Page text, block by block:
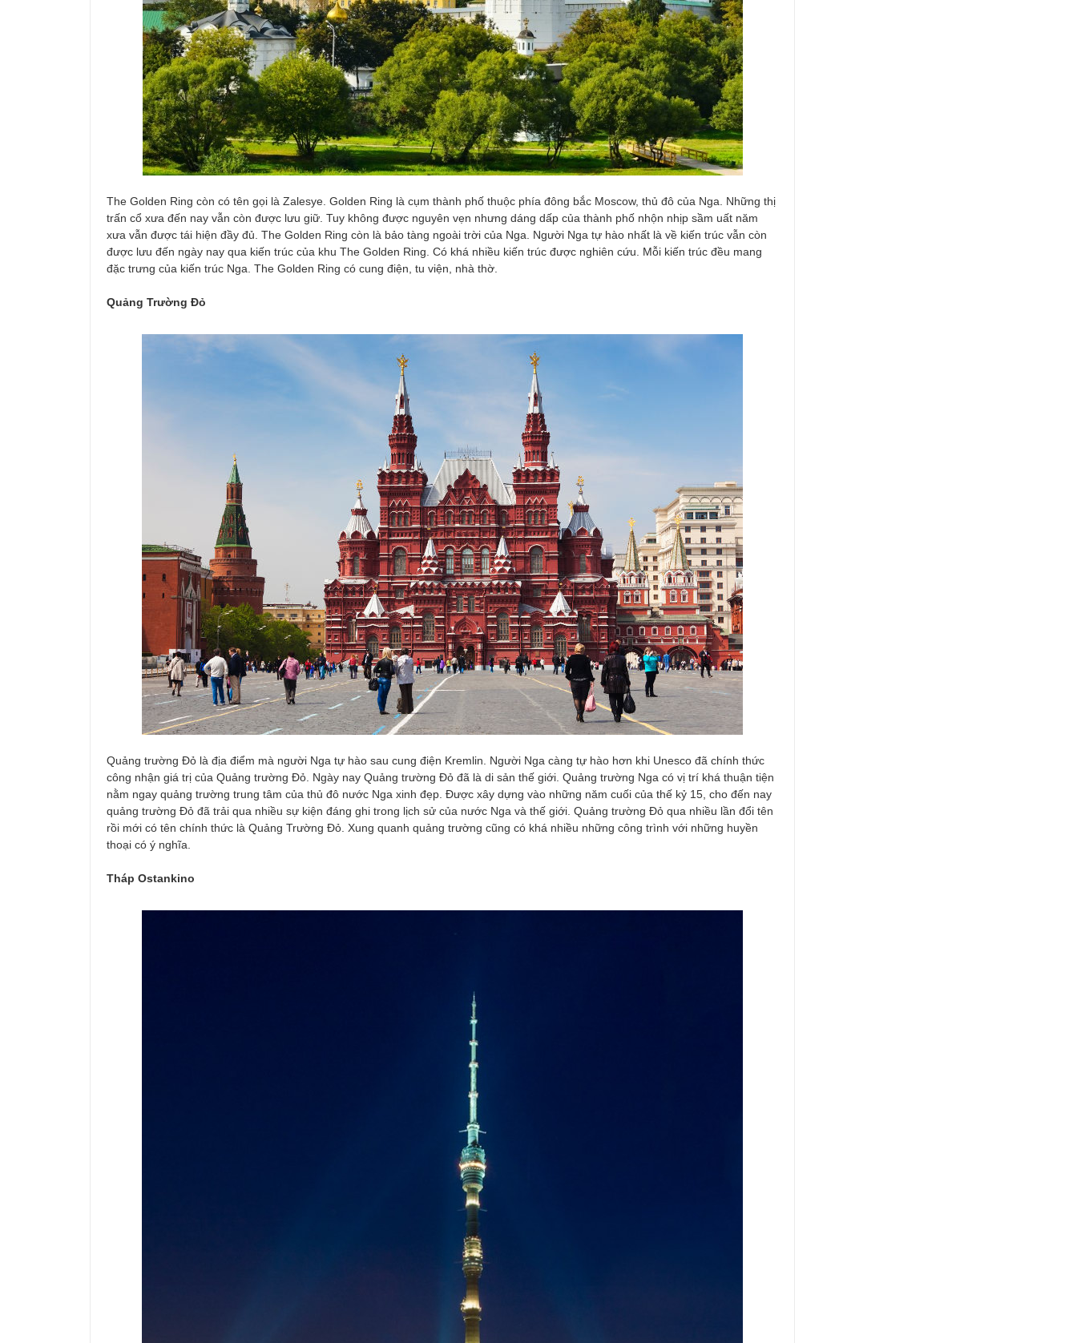
The Golden Ring còn có tên gọi là Zalesye. Golden Ring là cụm thành phố thuộc phía đông bắc Moscow, thủ đô của Nga. Những thị
trấn cổ xưa đến nay vẫn còn được lưu giữ. Tuy không được nguyên vẹn nhưng dáng dấp của thành phố nhộn nhịp sầm uất năm
xưa vẫn được tái hiện đầy đủ. The Golden Ring còn là bảo tàng ngoài trời của Nga. Người Nga tự hào nhất là về kiến trúc vẫn còn
được lưu đến ngày nay qua kiến trúc của khu The Golden Ring. Có khá nhiều kiến trúc được nghiên cứu. Mỗi kiến trúc đều mang
đặc trưng của kiến trúc Nga. The Golden Ring có cung điện, tu viện, nhà thờ.
Quảng Trường Đỏ
Quảng trường Đỏ là địa điểm mà người Nga tự hào sau cung điện Kremlin. Người Nga càng tự hào hơn khi Unesco đã chính thức
công nhận giá trị của Quảng trường Đỏ. Ngày nay Quảng trường Đỏ đã là di sản thế giới. Quảng trường Nga có vị trí khá thuận tiện
nằm ngay quảng trường trung tâm của thủ đô nước Nga xinh đẹp. Được xây dựng vào những năm cuối của thế kỷ 15, cho đến nay
quảng trường Đỏ đã trải qua nhiều sự kiện đáng ghi trong lịch sử của nước Nga và thế giới. Quảng trường Đỏ qua nhiều lần đổi tên
rồi mới có tên chính thức là Quảng Trường Đỏ. Xung quanh quảng trường cũng có khá nhiều những công trình với những huyền
thoại có ý nghĩa.
Tháp Ostankino